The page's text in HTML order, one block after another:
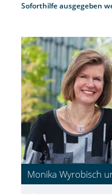
Soforthilfe ausgegeben
Monika Wyrobisch